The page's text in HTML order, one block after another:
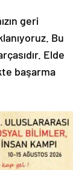
geri
Bu
Elde
başarma